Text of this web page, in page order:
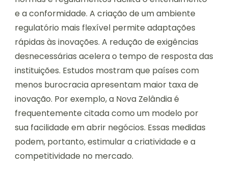
e a conformidade. A criação de um ambiente
regulatório mais flexível permite adaptações
rápidas às inovações. A redução de exigências
desnecessárias acelera o tempo de resposta das
instituições. Estudos mostram que países com
menos burocracia apresentam maior taxa de
inovação. Por exemplo, a Nova Zelândia é
frequentemente citada como um modelo por
sua facilidade em abrir negócios. Essas medidas
podem, portanto, estimular a criatividade e a
competitividade no mercado.